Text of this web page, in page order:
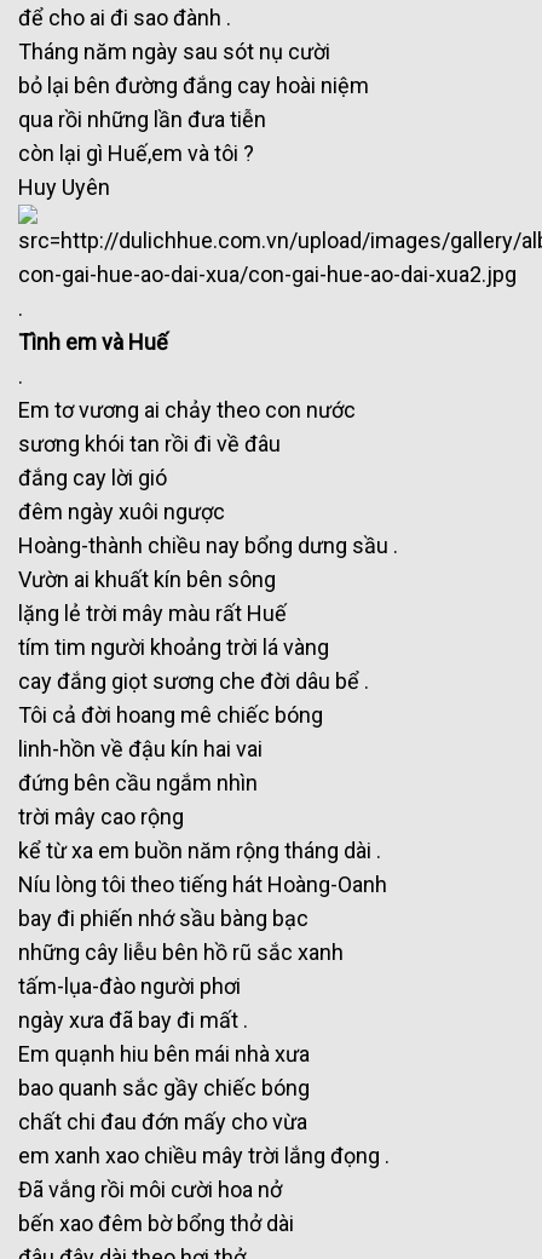
để cho ai đi sao đành .
Tháng năm ngày sau sót nụ cười
bỏ lại bên đường đắng cay hoài niệm
qua rồi những lần đưa tiễn
còn lại gì Huế,em và tôi ?
Huy Uyên
.
Tình em và Huế
.
Em tơ vương ai chảy theo con nước
sương khói tan rồi đi về đâu
đắng cay lời gió
đêm ngày xuôi ngược
Hoàng-thành chiều nay bổng dưng sầu .
Vườn ai khuất kín bên sông
lặng lẻ trời mây màu rất Huế
tím tim người khoảng trời lá vàng
cay đắng giọt sương che đời dâu bể .
Tôi cả đời hoang mê chiếc bóng
linh-hồn về đậu kín hai vai
đứng bên cầu ngắm nhìn
trời mây cao rộng
kể từ xa em buồn năm rộng tháng dài .
Níu lòng tôi theo tiếng hát Hoàng-Oanh
bay đi phiến nhớ sầu bàng bạc
những cây liễu bên hồ rũ sắc xanh
tấm-lụa-đào người phơi
ngày xưa đã bay đi mất .
Em quạnh hiu bên mái nhà xưa
bao quanh sắc gầy chiếc bóng
chất chi đau đớn mấy cho vừa
em xanh xao chiều mây trời lắng đọng .
Đã vắng rồi môi cười hoa nở
bến xao đêm bờ bổng thở dài